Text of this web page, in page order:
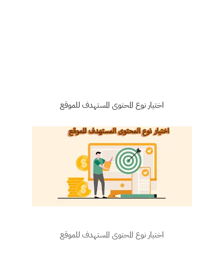
اختيار نوع المحتوى المستهدف للموقع
اختيار نوع المحتوى المستهدف للموقع